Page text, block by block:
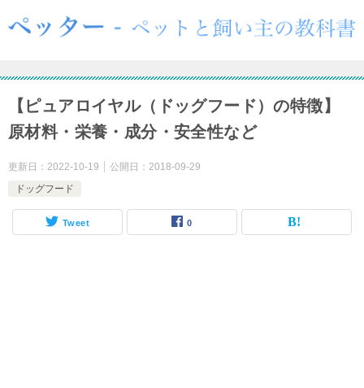
【ピュアロイヤル（ドッグフード）の特徴】
原材料・栄養・成分・安全性など
更新日： 2022-10-19 公開日： 2018-09-29
ドッグフード
Tweet 0